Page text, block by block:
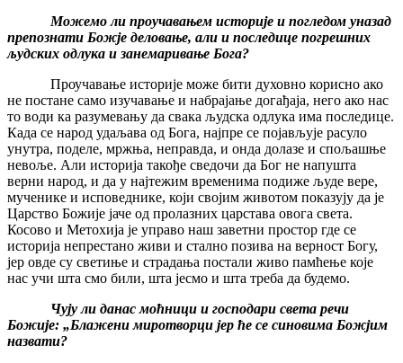
Можемо ли проучавањем историје и погледом уназад
препознати Божје деловање, али и последице погрешних
људских одлука и занемаривање Бога?
Проучавање историје може бити духовно корисно ако
не постане само изучавање и набрајање догађаја, него ако нас
то води ка разумевању да свака људска одлука има последице.
Када се народ удаљава од Бога, најпре се појављује расуло
унутра, поделе, мржња, неправда, и онда долазе и спољашње
невоље. Али историја такође сведочи да Бог не напушта
верни народ, и да у најтежим временима подиже људе вере,
мученике и исповеднике, који својим животом показују да је
Царство Божије јаче од пролазних царстава овога света.
Косово и Метохија је управо наш заветни простор где се
историја непрестано живи и стално позива на верност Богу,
јер овде су светиње и страдања постали живо памћење које
нас учи шта смо били, шта јесмо и шта треба да будемо.
Чују ли данас моћници и господари света речи
Божије: „Блажени миротворци јер ће се синовима Божјим
назвати?